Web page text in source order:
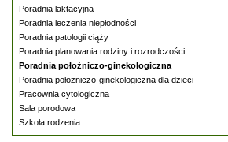
Poradnia laktacyjna
Poradnia leczenia niepłodności
Poradnia patologii ciąży
Poradnia planowania rodziny i rozrodczości
Poradnia położniczo-ginekologiczna
Poradnia położniczo-ginekologiczna dla dzieci
Pracownia cytologiczna
Sala porodowa
Szkoła rodzenia